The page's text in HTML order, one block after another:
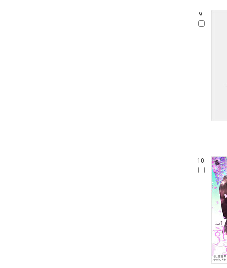
9.
10.